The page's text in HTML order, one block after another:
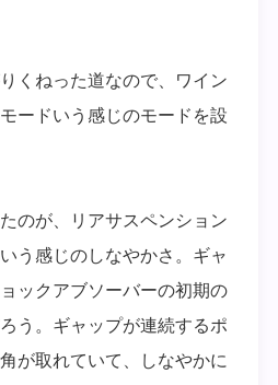
くねった道なので、ワイン
ードいう感じのモードを設
のが、リアサスペンション
う感じのしなやかさ。ギャ
ックアブソーバーの初期の
う。ギャップが連続するポ
が取れていて、しなやかに